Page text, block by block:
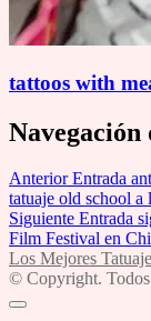
tattoos with
Navegación
Anterior Entrada
tatuaje old school a
Siguiente Entrada
Film Festival en
Los Mejores
© Copyright. Todos